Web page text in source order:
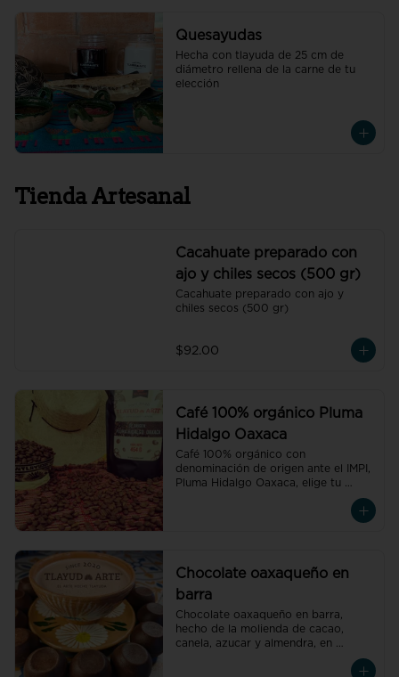
Quesayudas
Hecha con tlayuda de 25 cm de
diámetro rellena de la carne de tu
elección
Tienda Artesanal
Cacahuate preparado con
ajo y chiles secos (500 gr)
Cacahuate preparado con ajo y
chiles secos (500 gr)
$92.00
Café 100% orgánico Pluma
Hidalgo Oaxaca
Café 100% orgánico con
denominación de origen ante el IMPI,
Pluma Hidalgo Oaxaca, elige tu
Chocolate oaxaqueño en
barra
Chocolate oaxaqueño en barra,
hecho de la molienda de cacao,
canela, azucar y almendra, en